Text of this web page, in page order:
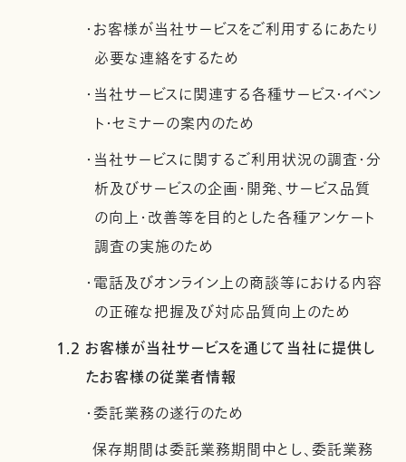
・お客様が当社サービスをご利用するにあたり
必要な連絡をするため
・当社サービスに関連する各種サービス・イベン
ト・セミナーの案内のため
・当社サービスに関するご利用状況の調査・分
析及びサービスの企画・開発、サービス品質
の向上・改善等を目的とした各種アンケート
調査の実施のため
・電話及びオンライン上の商談等における内容
の正確な把握及び対応品質向上のため
1.2 お客様が当社サービスを通じて当社に提供し
たお客様の従業者情報
・委託業務の遂行のため
保存期間は委託業務期間中とし、委託業務